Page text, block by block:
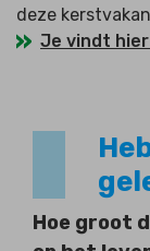
deze
Je vindt
Hoe groot